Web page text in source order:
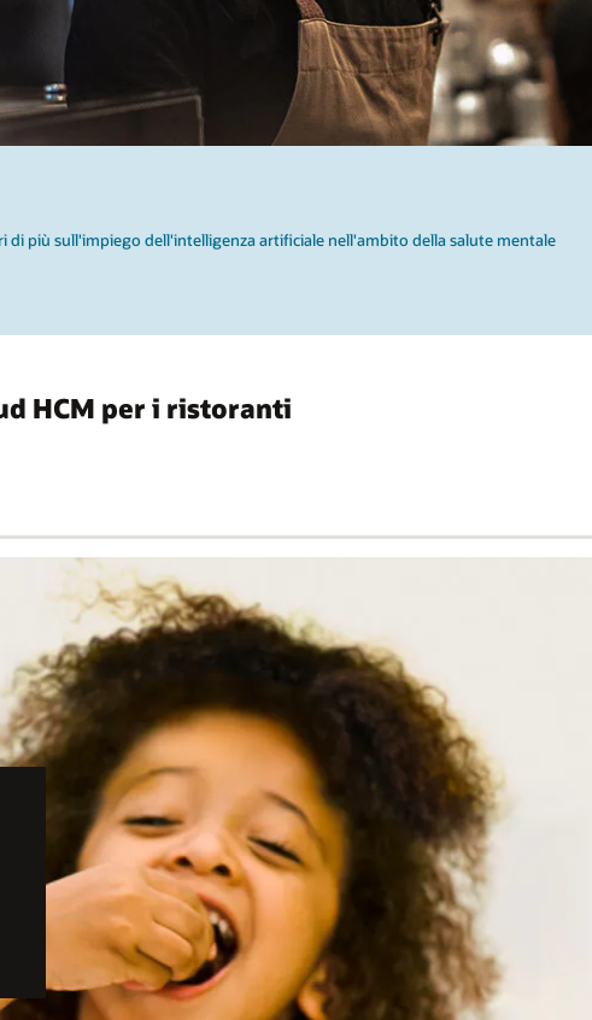
di più sull'impiego dell'intelligenza artificiale nell'ambito della salute mentale
HCM per i ristoranti